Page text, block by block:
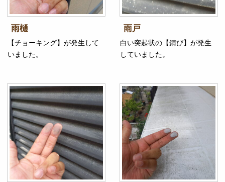
雨樋
【チョーキング】が発生して
いました。
雨戸
白い突起状の【錆び】が発生
していました。